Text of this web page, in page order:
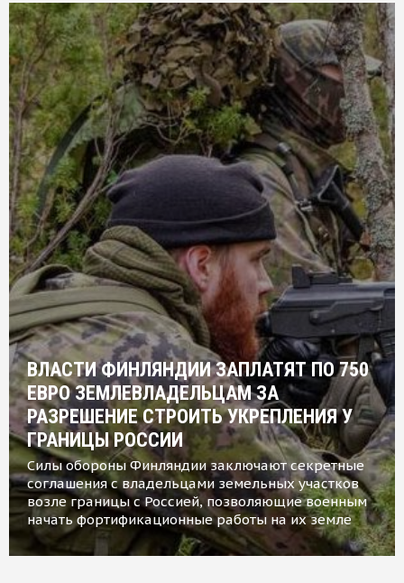
ВЛАСТИ ФИНЛЯНДИИ ЗАПЛАТЯТ ПО 750
ЕВРО ЗЕМЛЕВЛАДЕЛЬЦАМ ЗА
РАЗРЕШЕНИЕ СТРОИТЬ УКРЕПЛЕНИЯ У
ГРАНИЦЫ РОССИИ
Силы обороны Финляндии заключают секретные
соглашения с владельцами земельных участков
возле границы с Россией, позволяющие военным
начать фортификационные работы на их земле